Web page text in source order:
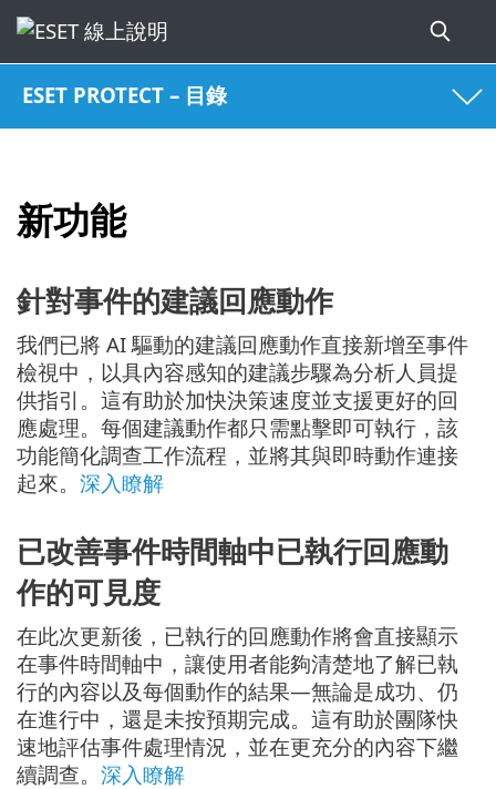
ESET PROTECT – 目錄
新功能
針對事件的建議回應動作
我們已將 AI 驅動的建議回應動作直接新增至事件
檢視中，以具內容感知的建議步驟為分析人員提
供指引。這有助於加快決策速度並支援更好的回
應處理。每個建議動作都只需點擊即可執行，該
功能簡化調查工作流程，並將其與即時動作連接
起來。 深入瞭解
已改善事件時間軸中已執行回應動
作的可見度
在此次更新後，已執行的回應動作將會直接顯示
在事件時間軸中，讓使用者能夠清楚地了解已執
行的內容以及每個動作的結果—無論是成功、仍
在進行中，還是未按預期完成。這有助於團隊快
速地評估事件處理情況，並在更充分的內容下繼
續調查。 深入瞭解